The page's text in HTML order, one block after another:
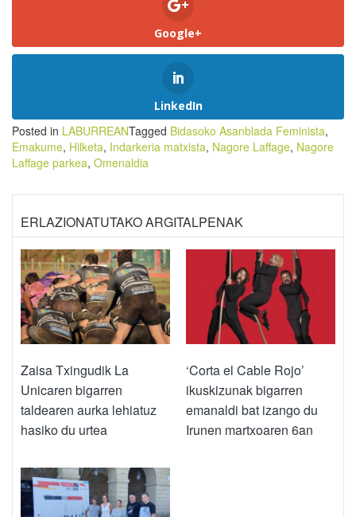
Google+
LinkedIn
Posted in LABURREANTagged Bidasoko Asanblada Feminista,
Emakume, Hilketa, Indarkeria matxista, Nagore Laffage, Nagore
Laffage parkea, Omenaldia
ERLAZIONATUTAKO ARGITALPENAK
Zaisa Txingudik La
Unicaren bigarren
taldearen aurka lehiatuz
hasiko du urtea
‘Corta el Cable Rojo’
ikuskizunak bigarren
emanaldi bat izango du
Irunen martxoaren 6an